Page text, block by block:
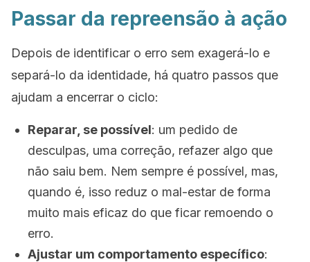
Passar da repreensão à ação
Depois de identificar o erro sem exagerá-lo e
separá-lo da identidade, há quatro passos que
ajudam a encerrar o ciclo:
Reparar, se possível: um pedido de
desculpas, uma correção, refazer algo que
não saiu bem. Nem sempre é possível, mas,
quando é, isso reduz o mal-estar de forma
muito mais eficaz do que ficar remoendo o
erro.
Ajustar um comportamento específico: